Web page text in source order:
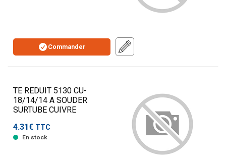
Commander
TE REDUIT 5130 CU-
18/14/14 A SOUDER
SURTUBE CUIVRE
4.31€ TTC
En stock